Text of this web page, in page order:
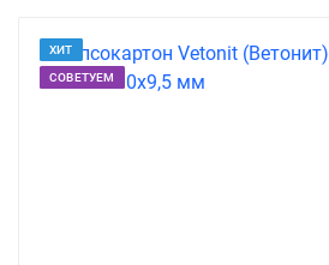
ХИТ
СОВЕТУЕМ